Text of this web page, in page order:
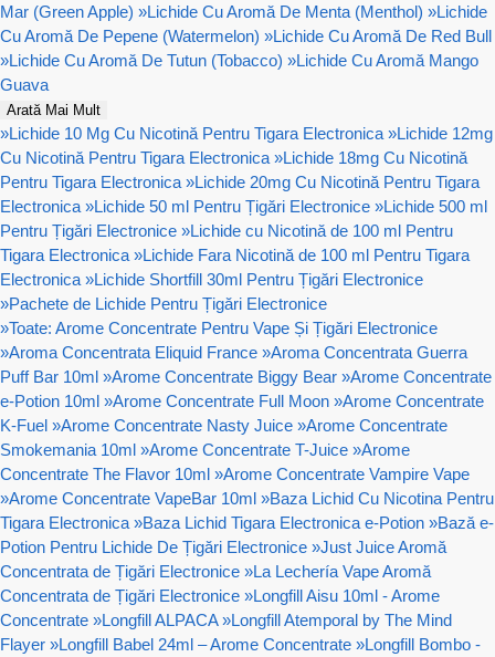
Mar (Green Apple) »Lichide Cu Aromă De Menta (Menthol) »Lichide
Cu Aromă De Pepene (Watermelon) »Lichide Cu Aromă De Red Bull
»Lichide Cu Aromă De Tutun (Tobacco) »Lichide Cu Aromă Mango
Guava
Arată Mai Mult
»Lichide 10 Mg Cu Nicotină Pentru Tigara Electronica »Lichide 12mg
Cu Nicotină Pentru Tigara Electronica »Lichide 18mg Cu Nicotină
Pentru Tigara Electronica »Lichide 20mg Cu Nicotină Pentru Tigara
Electronica »Lichide 50 ml Pentru Țigări Electronice »Lichide 500 ml
Pentru Țigări Electronice »Lichide cu Nicotină de 100 ml Pentru
Tigara Electronica »Lichide Fara Nicotină de 100 ml Pentru Tigara
Electronica »Lichide Shortfill 30ml Pentru Țigări Electronice
»Pachete de Lichide Pentru Țigări Electronice
»Toate: Arome Concentrate Pentru Vape Și Țigări Electronice
»Aroma Concentrata Eliquid France »Aroma Concentrata Guerra
Puff Bar 10ml »Arome Concentrate Biggy Bear »Arome Concentrate
e-Potion 10ml »Arome Concentrate Full Moon »Arome Concentrate
K-Fuel »Arome Concentrate Nasty Juice »Arome Concentrate
Smokemania 10ml »Arome Concentrate T-Juice »Arome
Concentrate The Flavor 10ml »Arome Concentrate Vampire Vape
»Arome Concentrate VapeBar 10ml »Baza Lichid Cu Nicotina Pentru
Tigara Electronica »Baza Lichid Tigara Electronica e-Potion »Bază e-
Potion Pentru Lichide De Țigări Electronice »Just Juice Aromă
Concentrata de Țigări Electronice »La Lechería Vape Aromă
Concentrata de Țigări Electronice »Longfill Aisu 10ml - Arome
Concentrate »Longfill ALPACA »Longfill Atemporal by The Mind
Flayer »Longfill Babel 24ml – Arome Concentrate »Longfill Bombo -